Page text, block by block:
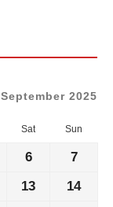
September 2025
Sat Sun
6
7
13
14